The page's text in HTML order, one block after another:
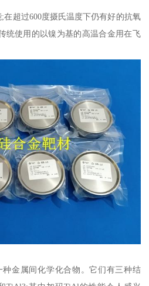
超过600度摄氏温度下仍有好的抗氧
统使用的以镍为基的高温合金用在飞
种金属间化学化合物。它们有三种结